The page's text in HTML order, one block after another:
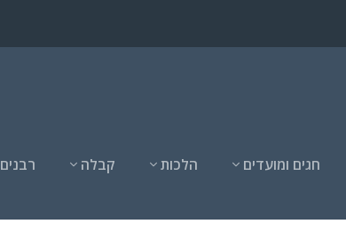
חגים ומועדים הלכות קבלה רבנים